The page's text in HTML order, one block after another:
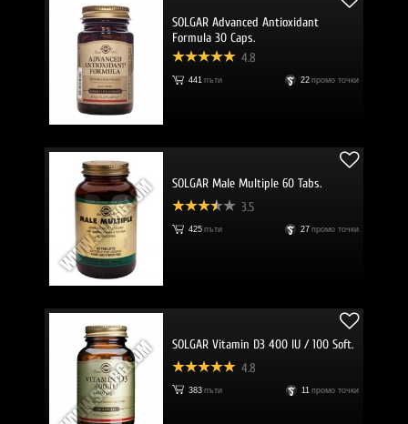
SOLGAR Advanced Antioxidant
Formula 30 Caps.
4.8
441 пъти 22 промо точки
SOLGAR Male Multiple 60 Tabs.
3.5
425 пъти 27 промо точки
SOLGAR Vitamin D3 400 IU / 100 Soft.
4.8
383 пъти 11 промо точки